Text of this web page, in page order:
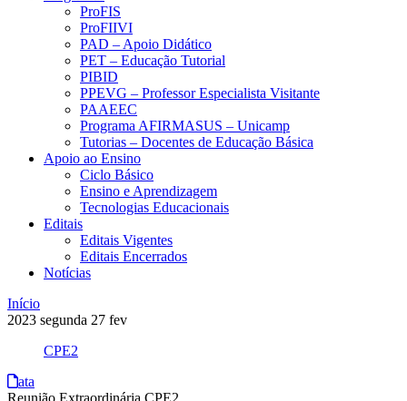
ProFIS
ProFIIVI
PAD – Apoio Didático
PET – Educação Tutorial
PIBID
PPEVG – Professor Especialista Visitante
PAAEEC
Programa AFIRMASUS – Unicamp
Tutorias – Docentes de Educação Básica
Apoio ao Ensino
Ciclo Básico
Ensino e Aprendizagem
Tecnologias Educacionais
Editais
Editais Vigentes
Editais Encerrados
Notícias
Início
2023 segunda 27 fev
CPE2
ata
Reunião Extraordinária CPE2